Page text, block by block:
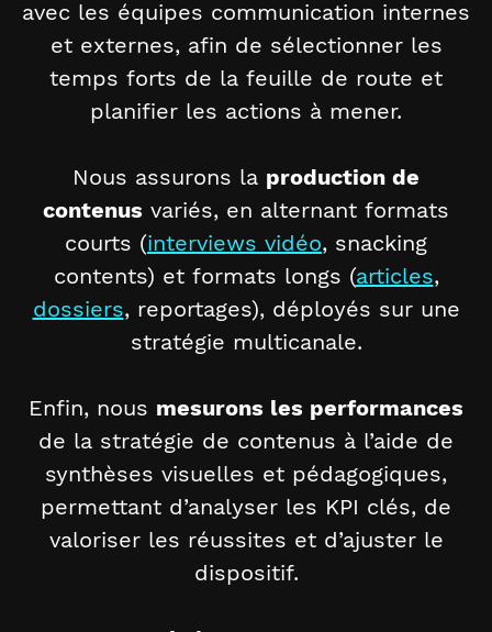
avec les équipes communication internes
et externes, afin de sélectionner les
temps forts de la feuille de route et
planifier les actions à mener.
Nous assurons la production de
contenus variés, en alternant formats
courts (interviews vidéo, snacking
contents) et formats longs (articles,
dossiers, reportages), déployés sur une
stratégie multicanale.
Enfin, nous mesurons les performances
de la stratégie de contenus à l’aide de
synthèses visuelles et pédagogiques,
permettant d’analyser les KPI clés, de
valoriser les réussites et d’ajuster le
dispositif.